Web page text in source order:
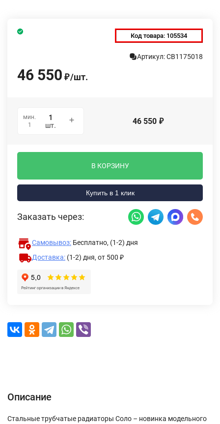
Код товара: 105534
Артикул: СВ1175018
46 550 ₽/шт.
мин.
1
шт. 46 550 ₽
В КОРЗИНУ
Купить в 1 клик
Заказать через:
Самовывоз: Бесплатно, (1-2) дня
Доставка: (1-2) дня, от 500 ₽
Описание
Стальные трубчатые радиаторы Соло – новинка модельного